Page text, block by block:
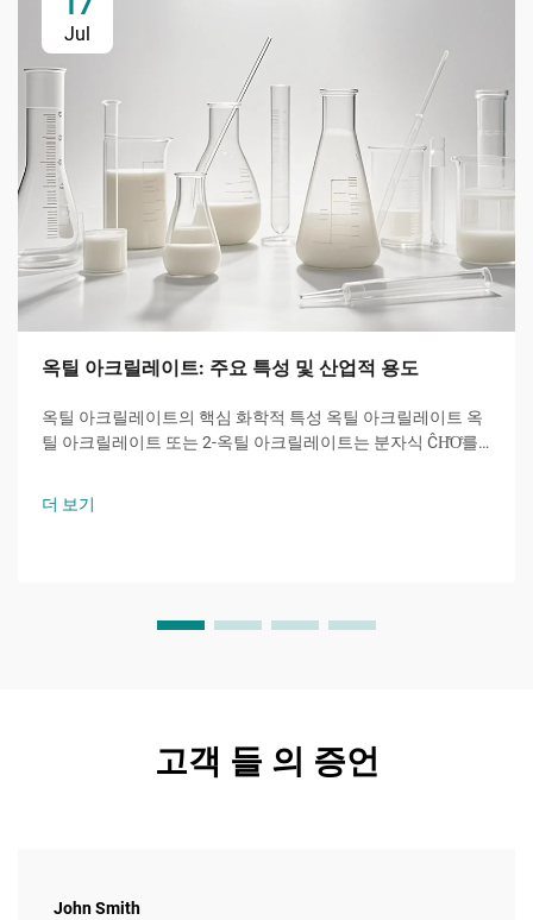
Jul
옥틸 아크릴레이트: 주요 특성 및 산업적 용도
옥틸 아크릴레이트의 핵심 화학적 특성 옥틸 아크릴레이트 옥
틸 아크릴레이트 또는 2-옥틸 아크릴레이트는 분자식 ĈH̊O̊를
더 보기
고객 들 의 증언
John Smith